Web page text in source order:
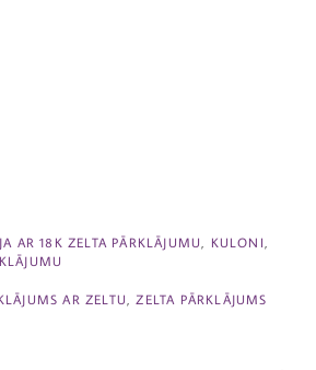
AR 18K ZELTA PĀRKLĀJUMU KULONI
AR ZELTU ZELTA PĀRKLĀJUMS